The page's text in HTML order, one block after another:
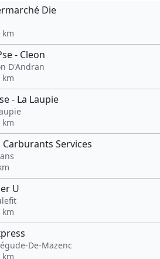
Die
km
- Cleon
D'Andran
km
- La Laupie
km
Carburants Services
U
km
De-Mazenc
km